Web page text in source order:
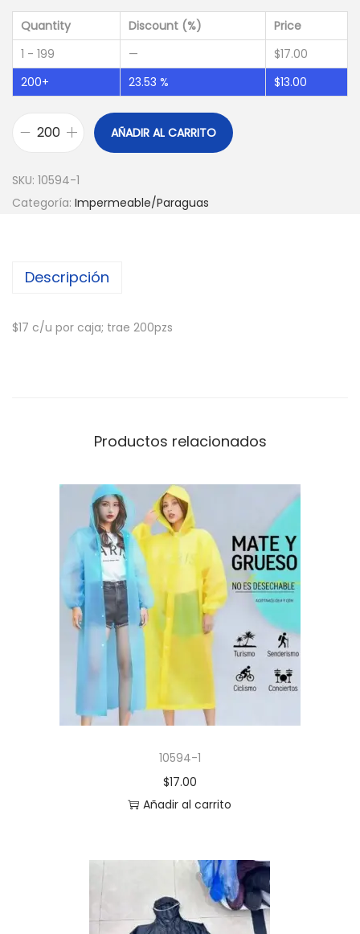
Quantity Discount (%)
Price
1 - 199
— $17.00
200+
23.53 % $13.00
AÑADIR AL CARRITO
SKU: 10594-1
Categoría: Impermeable/Paraguas
Descripción
$17 c/u por caja; trae 200pzs
Productos relacionados
10594-1
$17.00
Añadir al carrito